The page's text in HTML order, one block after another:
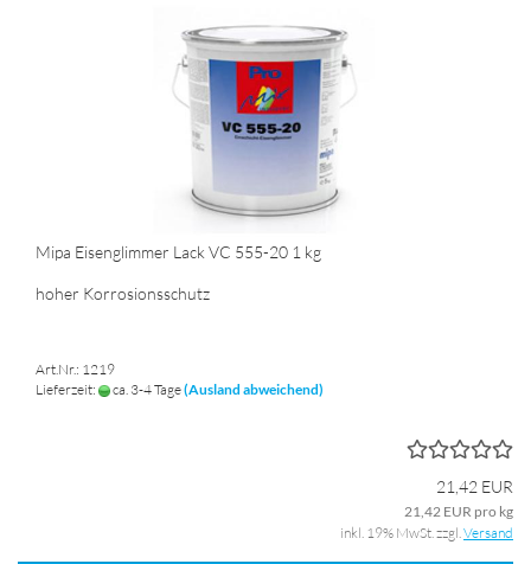
Mipa Eisenglimmer Lack VC 555-20 1 kg
hoher Korrosionsschutz
Art.Nr.: 1219
Lieferzeit:
ca. 3-4 Tage(Ausland abweichend)
21,42 EUR
21,42 EUR pro kg
inkl. 19% MwSt. zzgl.Versand